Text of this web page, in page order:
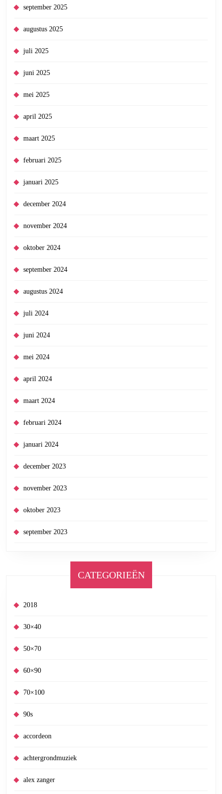
september 2025
augustus 2025
juli 2025
juni 2025
mei 2025
april 2025
maart 2025
februari 2025
januari 2025
december 2024
november 2024
oktober 2024
september 2024
augustus 2024
juli 2024
juni 2024
mei 2024
april 2024
maart 2024
februari 2024
januari 2024
december 2023
november 2023
oktober 2023
september 2023
CATEGORIEËN
2018
30×40
50×70
60×90
70×100
90s
accordeon
achtergrondmuziek
alex zanger